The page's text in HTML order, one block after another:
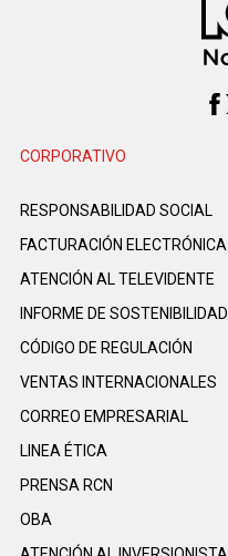
CORPORATIVO
RESPONSABILIDAD SOCIAL
FACTURACIÓN ELECTRÓNICA
ATENCIÓN AL TELEVIDENTE
INFORME DE SOSTENIBILIDAD
CÓDIGO DE REGULACIÓN
VENTAS INTERNACIONALES
CORREO EMPRESARIAL
LINEA ÉTICA
PRENSA RCN
OBA